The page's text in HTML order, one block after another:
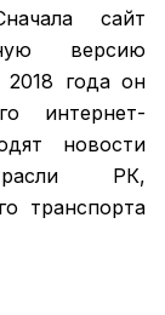
сайт
версию
2018 года он
интернет-
новости
РК,
транспорта